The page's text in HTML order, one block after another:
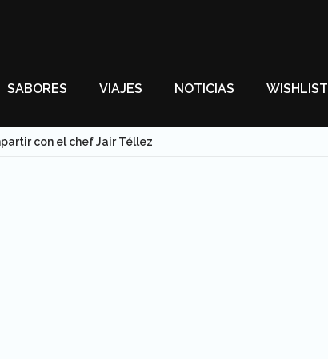
SABORES VIAJES NOTICIAS WISHLIST
con el chef Jair Téllez